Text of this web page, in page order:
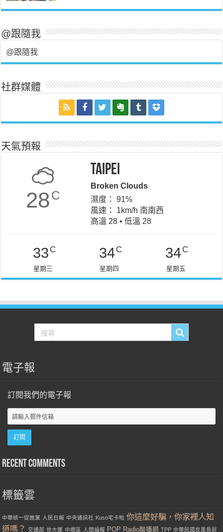
@跟隨我
@跟隨我
社群媒體
天氣預報
28C
Taipei
Broken Clouds
濕度： 91%
風速： 1km/h 南南西
高溫 28 • 低溫 28
33 C
星期三
34C
星期四
34C
星期五
電子報
訂閱我們的電子報
Recent Comments
標籤雲
中華統一促進黨 人民日報 中央通訊社 Kuso宅卡啦 你這麼好騙，你家裡人知
道嗎？
交通部 世大運 中壢區 人間福報 POP Radio聯播網 TPP 中華民國反黑島屁